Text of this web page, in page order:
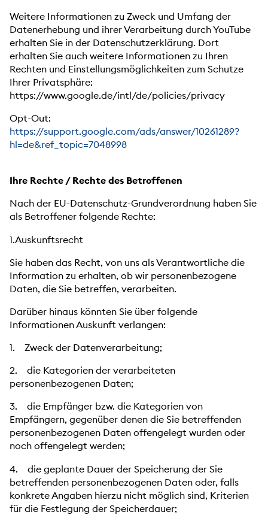
Weitere Informationen zu Zweck und Umfang der
Datenerhebung und ihrer Verarbeitung durch YouTube
erhalten Sie in der Datenschutzerklärung. Dort
erhalten Sie auch weitere Informationen zu Ihren
Rechten und Einstellungsmöglichkeiten zum Schutze
Ihrer Privatsphäre:
https://www.google.de/intl/de/policies/privacy
Opt-Out:
https://support.google.com/ads/answer/10261289?
hl=de&ref_topic=7048998
Ihre Rechte / Rechte des Betroffenen
Nach der EU-Datenschutz-Grundverordnung haben Sie
als Betroffener folgende Rechte:
1.Auskunftsrecht
Sie haben das Recht, von uns als Verantwortliche die
Information zu erhalten, ob wir personenbezogene
Daten, die Sie betreffen, verarbeiten.
Darüber hinaus könnten Sie über folgende
Informationen Auskunft verlangen:
1. Zweck der Datenverarbeitung;
2. die Kategorien der verarbeiteten
personenbezogenen Daten;
3. die Empfänger bzw. die Kategorien von
Empfängern, gegenüber denen die Sie betreffenden
personenbezogenen Daten offengelegt wurden oder
noch offengelegt werden;
4. die geplante Dauer der Speicherung der Sie
betreffenden personenbezogenen Daten oder, falls
konkrete Angaben hierzu nicht möglich sind, Kriterien
für die Festlegung der Speicherdauer;